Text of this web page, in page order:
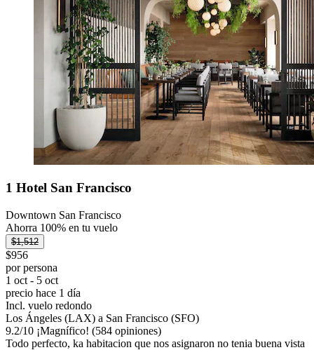
1 Hotel San Francisco
Downtown San Francisco
Ahorra 100% en tu vuelo
$1,512
$956
por persona
1 oct - 5 oct
precio hace 1 día
Incl. vuelo redondo
Los Ángeles (LAX) a San Francisco (SFO)
9.2/10 ¡Magnífico! (584 opiniones)
Todo perfecto, ka habitacion que nos asignaron no tenia buena vista